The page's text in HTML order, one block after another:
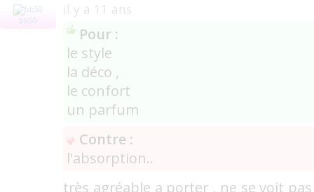
bb50
il y a 11 ans
Pour :
le style
la déco ,
le confort
un parfum
Contre :
l'absorption..
très agréable a porter , ne se voit